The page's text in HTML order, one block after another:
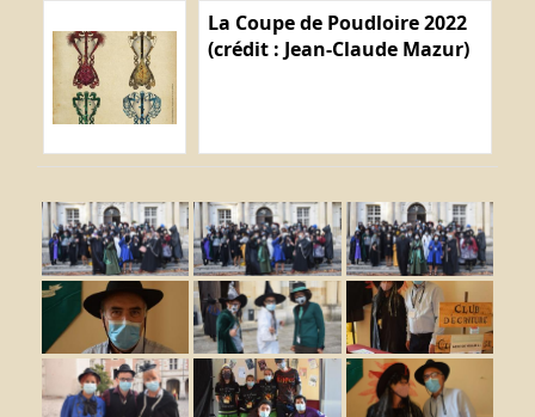
La Coupe de Poudloire 2022
(crédit : Jean-Claude Mazur)